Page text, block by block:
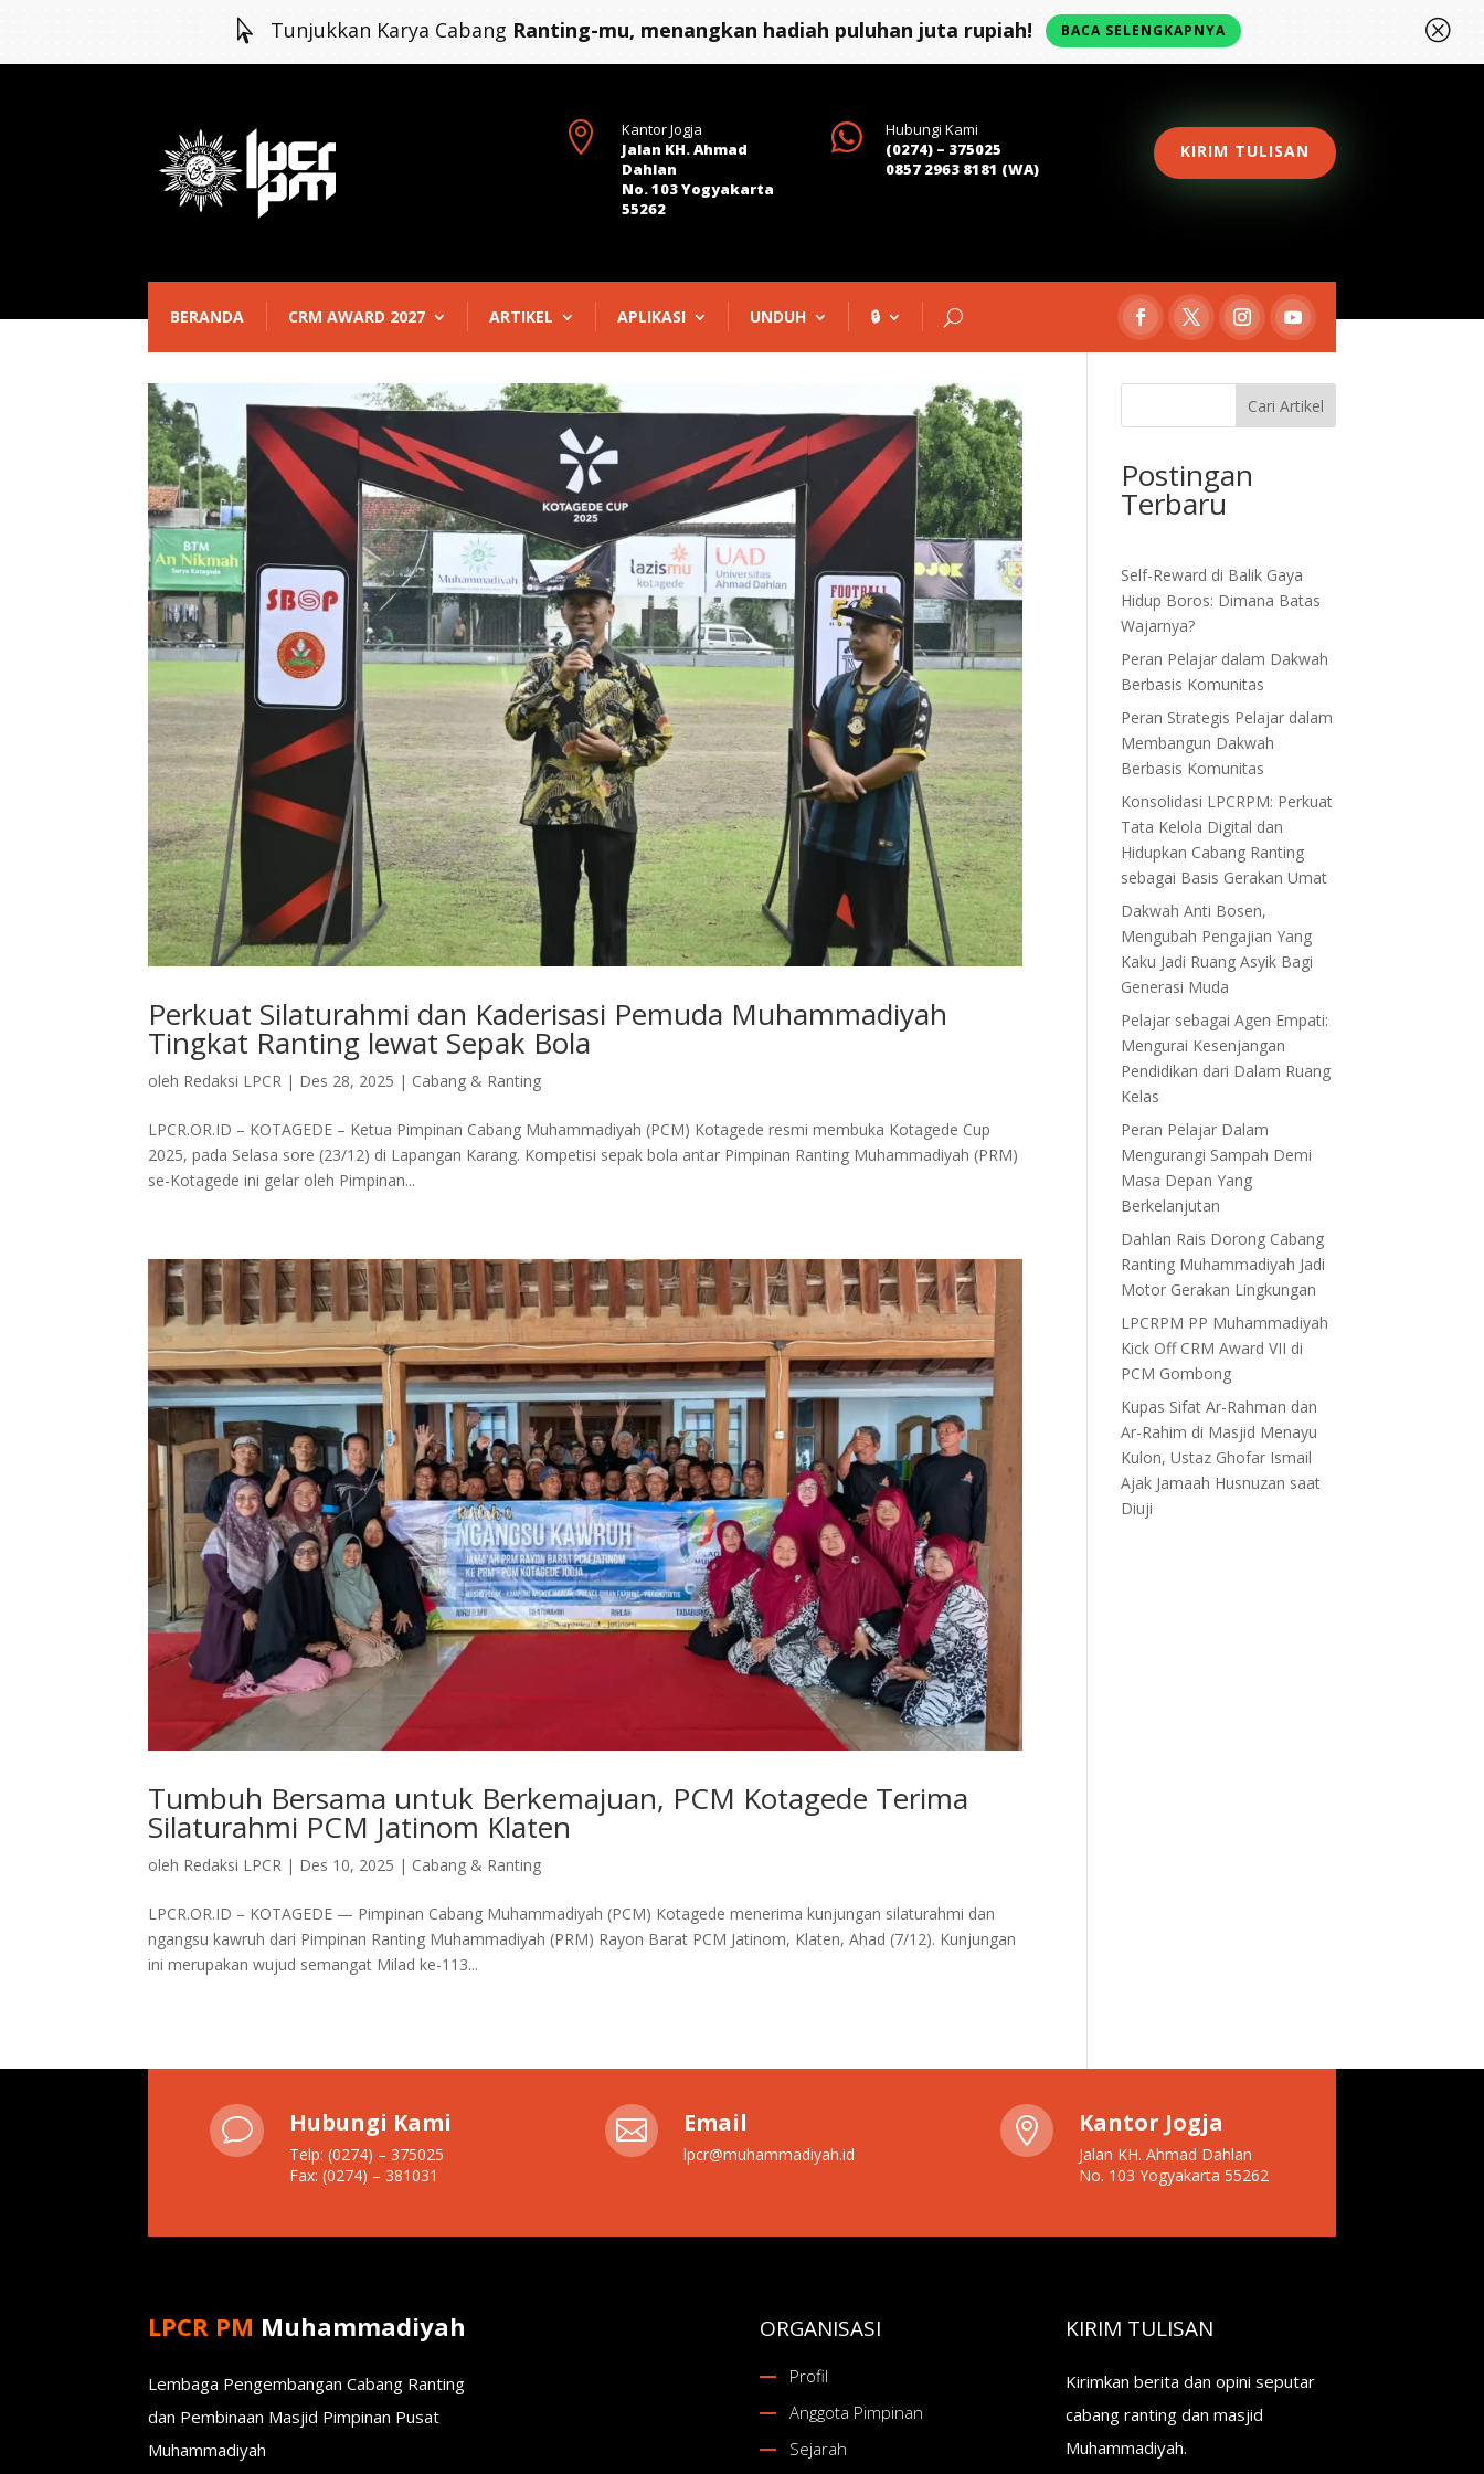
 Tunjukkan Karya Cabang Ranting-mu, menangkan hadiah puluhan juta rupiah! BACA SELENGKAPNYA Q

Kantor Jogja
Jalan KH. Ahmad
Dahlan
No. 103 Yogyakarta
55262

Hubungi Kami
(0274) – 375025
0857 2963 8181 (WA)
KIRIM TULISAN
BERANDA CRM AWARD 2027 ARTIKEL APLIKASI UNDUH 🔒
Perkuat Silaturahmi dan Kaderisasi Pemuda Muhammadiyah
Tingkat Ranting lewat Sepak Bola
oleh Redaksi LPCR | Des 28, 2025 | Cabang & Ranting
LPCR.OR.ID – KOTAGEDE – Ketua Pimpinan Cabang Muhammadiyah (PCM) Kotagede resmi membuka Kotagede Cup
2025, pada Selasa sore (23/12) di Lapangan Karang. Kompetisi sepak bola antar Pimpinan Ranting Muhammadiyah (PRM)
se-Kotagede ini gelar oleh Pimpinan...
Tumbuh Bersama untuk Berkemajuan, PCM Kotagede Terima
Silaturahmi PCM Jatinom Klaten
oleh Redaksi LPCR | Des 10, 2025 | Cabang & Ranting
LPCR.OR.ID – KOTAGEDE — Pimpinan Cabang Muhammadiyah (PCM) Kotagede menerima kunjungan silaturahmi dan
ngangsu kawruh dari Pimpinan Ranting Muhammadiyah (PRM) Rayon Barat PCM Jatinom, Klaten, Ahad (7/12). Kunjungan
ini merupakan wujud semangat Milad ke-113...
Cari Artikel
Postingan
Terbaru
Self-Reward di Balik Gaya
Hidup Boros: Dimana Batas
Wajarnya?
Peran Pelajar dalam Dakwah
Berbasis Komunitas
Peran Strategis Pelajar dalam
Membangun Dakwah
Berbasis Komunitas
Konsolidasi LPCRPM: Perkuat
Tata Kelola Digital dan
Hidupkan Cabang Ranting
sebagai Basis Gerakan Umat
Dakwah Anti Bosen,
Mengubah Pengajian Yang
Kaku Jadi Ruang Asyik Bagi
Generasi Muda
Pelajar sebagai Agen Empati:
Mengurai Kesenjangan
Pendidikan dari Dalam Ruang
Kelas
Peran Pelajar Dalam
Mengurangi Sampah Demi
Masa Depan Yang
Berkelanjutan
Dahlan Rais Dorong Cabang
Ranting Muhammadiyah Jadi
Motor Gerakan Lingkungan
LPCRPM PP Muhammadiyah
Kick Off CRM Award VII di
PCM Gombong
Kupas Sifat Ar-Rahman dan
Ar-Rahim di Masjid Menayu
Kulon, Ustaz Ghofar Ismail
Ajak Jamaah Husnuzan saat
Diuji
v Hubungi Kami
Telp: (0274) – 375025
Fax: (0274) – 381031
 Email
lpcr@muhammadiyah.id
 Kantor Jogja
Jalan KH. Ahmad Dahlan
No. 103 Yogyakarta 55262
LPCR PM Muhammadiyah
Lembaga Pengembangan Cabang Ranting
dan Pembinaan Masjid Pimpinan Pusat
Muhammadiyah
ORGANISASI
Profil
Anggota Pimpinan
Sejarah
KIRIM TULISAN
Kirimkan berita dan opini seputar
cabang ranting dan masjid
Muhammadiyah.